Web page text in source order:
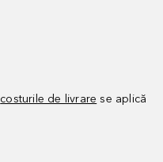
costurile de livrare se aplică